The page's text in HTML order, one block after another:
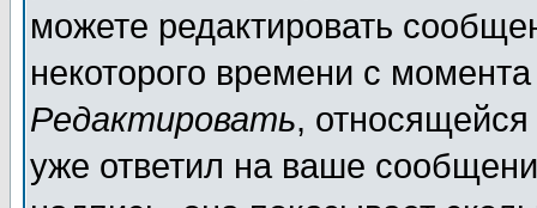
можете редактировать
некоторого времени с
Редактировать,
уже ответил на ваше